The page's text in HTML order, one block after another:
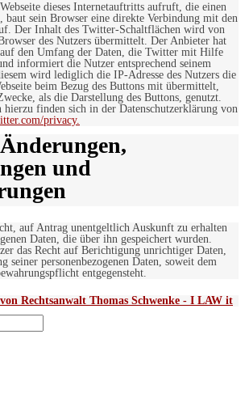
dieses Internetauftritts aufruft, die einen
baut sein Browser eine direkte Verbindung mit den
Der Inhalt des Twitter-Schaltflächen wird von
des Nutzers übermittelt. Der Anbieter hat
den Umfang der Daten, die Twitter mit Hilfe
informiert die Nutzer entsprechend seinem
wird lediglich die IP-Adresse des Nutzers die
beim Bezug des Buttons mit übermittelt,
als die Darstellung des Buttons, genutzt.
finden sich in der Datenschutzerklärung von
privacy.
und
auf Antrag unentgeltlich Auskunft zu erhalten
Daten, die über ihn gespeichert wurden.
das Recht auf Berichtigung unrichtiger Daten,
seiner personenbezogenen Daten, soweit dem
entgegensteht.
Rechtsanwalt Thomas Schwenke - I LAW it